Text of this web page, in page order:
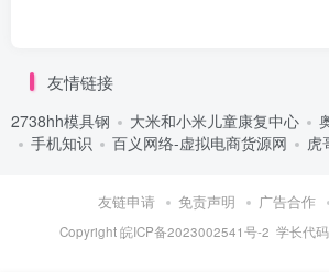
友情链接
2738hh模具钢 大米和小米儿童康复中心
手机知识
百义网络-虚拟电商货源网 虎
友链申请 免责声明 广告合作
Copyright皖ICP备2023002541号-2 学长代码